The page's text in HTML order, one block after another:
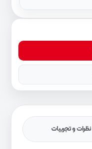
نظرات و تجربیات